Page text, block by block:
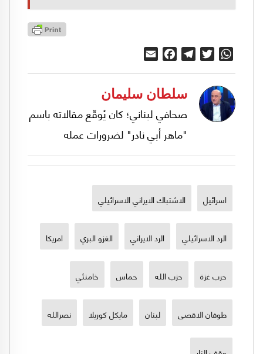
WhatsApp
Twitter
Telegram
Facebook
سلطان سليمان
صحافي لبناني؛ كان يُوقّع مقالاته باسم
"ماهر أبي نادر" لضرورات عمله
اسرائيل الاشتباك الايراني الاسرائيلي
الرد الاسرائيلي الرد الايراني الغزو البري امريكا
حرب غزة حزب الله حماس خامنئي
طوفان الاقصى لبنان مايكل كوريلا نصرالله